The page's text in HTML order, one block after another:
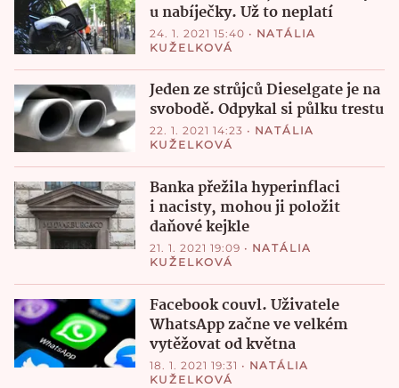
u nabíječky. Už to neplatí
24. 1. 2021 15:40 • NATÁLIA
KUŽELKOVÁ
Jeden ze strůjců Dieselgate je na
svobodě. Odpykal si půlku trestu
22. 1. 2021 14:23 • NATÁLIA
KUŽELKOVÁ
Banka přežila hyperinflaci
i nacisty, mohou ji položit
daňové kejkle
21. 1. 2021 19:09 • NATÁLIA
KUŽELKOVÁ
Facebook couvl. Uživatele
WhatsApp začne ve velkém
vytěžovat od května
18. 1. 2021 19:31 • NATÁLIA
KUŽELKOVÁ